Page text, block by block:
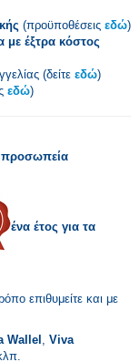
(προϋποθέσεις εδώ)
έξτρα κόστος
(δείτε εδώ)
εδώ)
ένα έτος για τα
επιθυμείτε και με
Wallel Viva